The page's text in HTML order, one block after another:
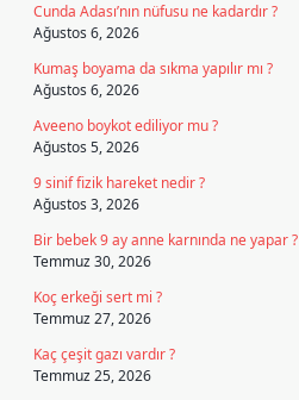
Cunda Adası’nın nüfusu ne kadardır ?
Ağustos 6, 2026
Kumaş boyama da sıkma yapılır mı ?
Ağustos 6, 2026
Aveeno boykot ediliyor mu ?
Ağustos 5, 2026
9 sinif fizik hareket nedir ?
Ağustos 3, 2026
Bir bebek 9 ay anne karnında ne yapar ?
Temmuz 30, 2026
Koç erkeği sert mi ?
Temmuz 27, 2026
Kaç çeşit gazı vardır ?
Temmuz 25, 2026